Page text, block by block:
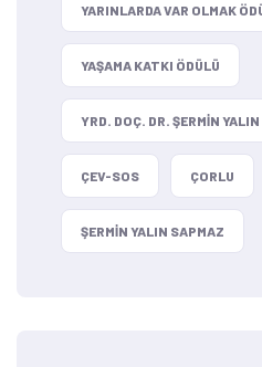
YARINLARDA VAR OLMAK
YAŞAMA KATKI ÖDÜLÜ
YRD. DOÇ. DR. ŞERMIN
ÇEV-SOS ÇORLU
ŞERMIN YALIN SAPMAZ